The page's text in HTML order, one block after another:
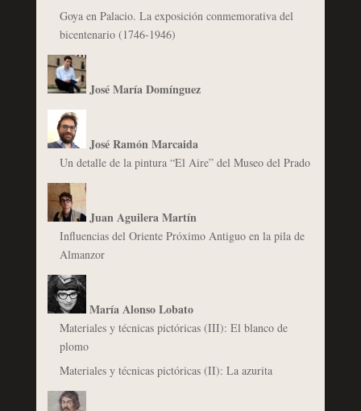
Goya en Palacio. La exposición conmemorativa del
bicentenario (1746-1946)
José María Domínguez
José Ramón Marcaida
Un detalle de la pintura “El Aire” del Museo del Prado
Juan Aguilera Martín
Influencias del Oriente Próximo Antiguo en la pila de
Almanzor
María Alonso Lobato
Materiales y técnicas pictóricas (III): El blanco de
plomo
Materiales y técnicas pictóricas (II): La azurita